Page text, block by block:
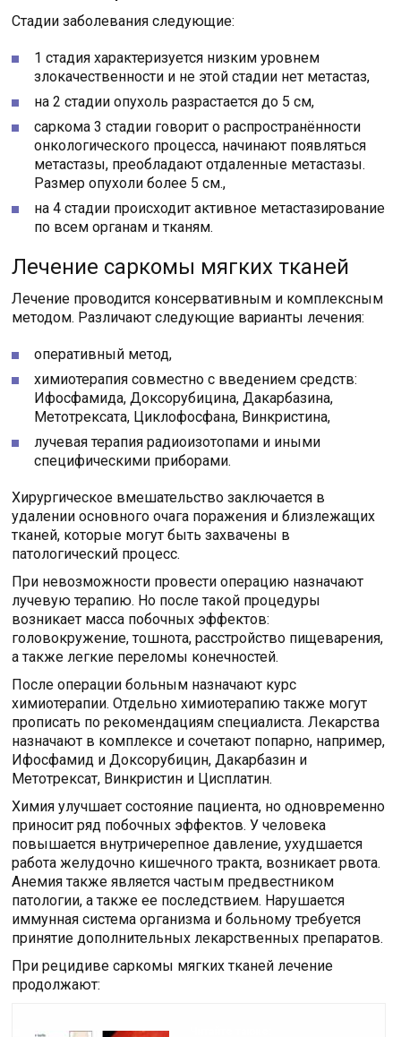
Стадии заболевания следующие:
1 стадия характеризуется низким уровнем
злокачественности и не этой стадии нет метастаз,
на 2 стадии опухоль разрастается до 5 см,
саркома 3 стадии говорит о распространённости
онкологического процесса, начинают появляться
метастазы, преобладают отдаленные метастазы.
Размер опухоли более 5 см.,
на 4 стадии происходит активное метастазирование
по всем органам и тканям.
Лечение саркомы мягких тканей
Лечение проводится консервативным и комплексным
методом. Различают следующие варианты лечения:
оперативный метод,
химиотерапия совместно с введением средств:
Ифосфамида, Доксорубицина, Дакарбазина,
Метотрексата, Циклофосфана, Винкристина,
лучевая терапия радиоизотопами и иными
специфическими приборами.
Хирургическое вмешательство заключается в
удалении основного очага поражения и близлежащих
тканей, которые могут быть захвачены в
патологический процесс.
При невозможности провести операцию назначают
лучевую терапию. Но после такой процедуры
возникает масса побочных эффектов:
головокружение, тошнота, расстройство пищеварения,
а также легкие переломы конечностей.
После операции больным назначают курс
химиотерапии. Отдельно химиотерапию также могут
прописать по рекомендациям специалиста. Лекарства
назначают в комплексе и сочетают попарно, например,
Ифосфамид и Доксорубицин, Дакарбазин и
Метотрексат, Винкристин и Цисплатин.
Химия улучшает состояние пациента, но одновременно
приносит ряд побочных эффектов. У человека
повышается внутричерепное давление, ухудшается
работа желудочно кишечного тракта, возникает рвота.
Анемия также является частым предвестником
патологии, а также ее последствием. Нарушается
иммунная система организма и больному требуется
принятие дополнительных лекарственных препаратов.
При рецидиве саркомы мягких тканей лечение
продолжают: